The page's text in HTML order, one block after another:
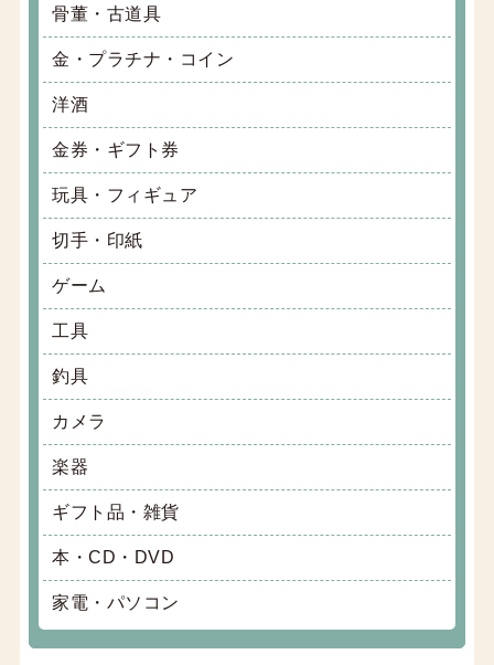
骨董・古道具
金・プラチナ・コイン
洋酒
金券・ギフト券
玩具・フィギュア
切手・印紙
ゲーム
工具
釣具
カメラ
楽器
ギフト品・雑貨
本・CD・DVD
家電・パソコン